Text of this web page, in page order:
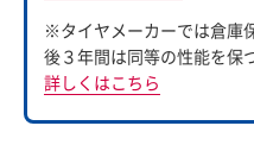
※タイヤメーカーでは倉庫
後３年間は同等の性能を保
詳しくはこちら